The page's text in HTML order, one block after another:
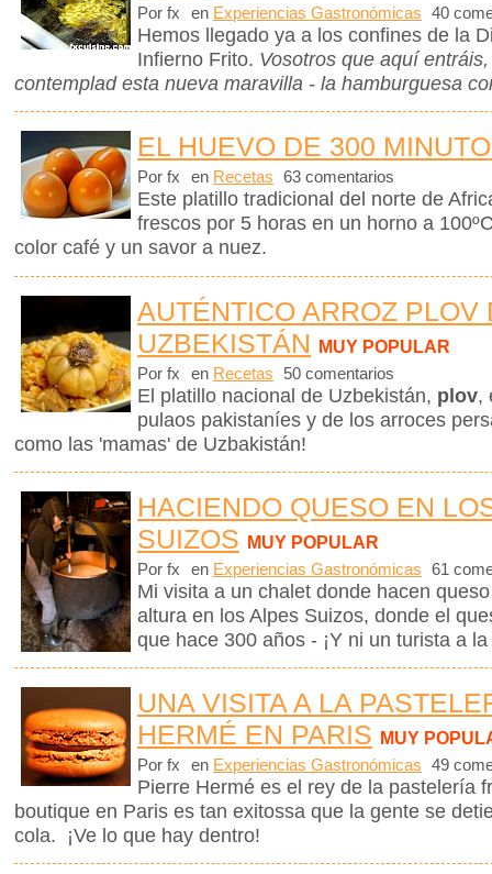
Por fx en Experiencias Gastronómicas 40
Hemos llegado ya a los confines de la
Infierno Frito. Vosotros que aquí
contemplad esta nueva maravilla - la hamburguesa
EL HUEVO DE 300
Por fx en Recetas 63 comentarios
Este platillo tradicional del norte de
frescos por 5 horas en un horno a
color café y un savor a nuez.
AUTÉNTICO ARROZ PLOV
UZBEKISTÁN MUY POPULAR
Por fx en Recetas 50 comentarios
El platillo nacional de Uzbekistán, plov,
pulaos pakistaníes y de los arroces
como las 'mamas' de Uzbakistán!
HACIENDO QUESO EN
SUIZOS MUY POPULAR
Por fx en Experiencias Gastronómicas 61
Mi visita a un chalet donde hacen
altura en los Alpes Suizos, donde el
que hace 300 años - ¡Y ni un turista a
UNA VISITA A LA
HERMÉ EN PARIS MUY
Por fx en Experiencias Gastronómicas 49
Pierre Hermé es el rey de la pastelería
boutique en Paris es tan exitossa que la gente se
cola. ¡Ve lo que hay dentro!